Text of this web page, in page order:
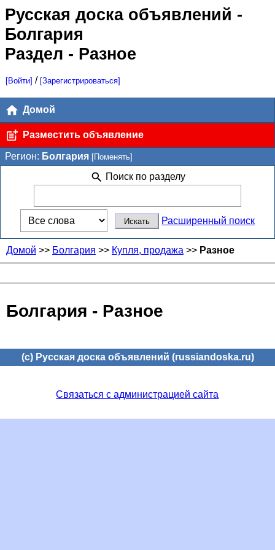
Русская доска объявлений -
Болгария
Раздел - Разное
[Войти] / [Зарегистрироваться]
Домой
Разместить объявление
Регион: Болгария [Поменять]
Поиск по разделу
Расширенный поиск
Домой >> Болгария >> Купля, продажа >> Разное
Болгария - Разное
(c) Русская доска объявлений (russiandoska.ru)
Связаться с администрацией сайта